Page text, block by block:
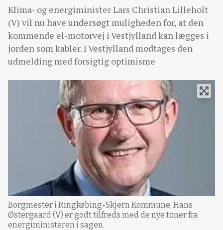
Klima- og energiminister Lars Christian Lilleholt
(V) vil nu have undersøgt muligheden for, at den
kommende el-motorvej i Vestjylland kan lægges i
jorden som kabler. I Vestjylland modtages den
udmelding med forsigtig optimisme
Borgmester i Ringkøbing-Skjern Kommune, Hans
Østergaard (V) er godt tilfreds med de nye toner fra
energiministeren i sagen.